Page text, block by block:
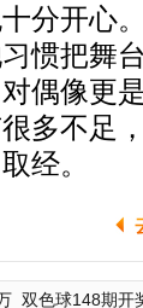
分开心
惯把舞
偶像更
多不足
经。
双色球148期开